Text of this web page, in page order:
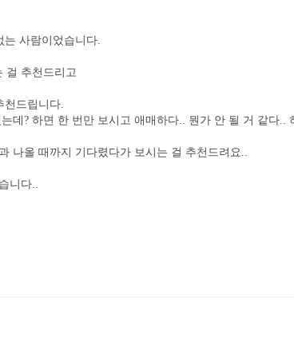
는 사람이었습니다.
걸 추천드리고
천드립니다.
데? 하면 한 번만 보시고 애매하다.. 뭔가 안 될 거 같다..
나올 때까지 기다렸다가 보시는 걸 추천드려요..
니다..